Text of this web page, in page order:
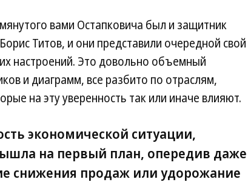
вами Остапковича был и защитник
Титов, и они представили очередной свой
настроений. Это довольно объемный
и диаграмм, все разбито по отраслям,
на эту уверенность так или иначе влияют.
экономической ситуации,
на первый план, опередив даже
снижения продаж или удорожание